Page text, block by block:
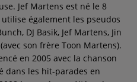
Jef Martens est né le 8
également les pseudos
DJ Basik, Jef Martens, Jin
son frère Toon Martens).
en 2005 avec la chanson
dans les hit-parades en